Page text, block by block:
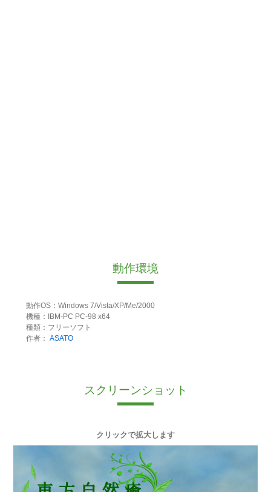
動作環境
動作OS：Windows 7/Vista/XP/Me/2000
機種：IBM-PC PC-98 x64
種類：フリーソフト
作者： ASATO
スクリーンショット
クリックで拡大します